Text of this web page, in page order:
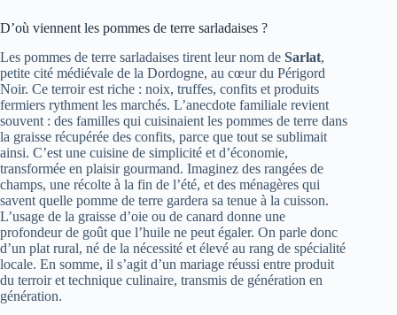
D’où viennent les pommes de terre sarladaises ?
Les pommes de terre sarladaises tirent leur nom de Sarlat,
petite cité médiévale de la Dordogne, au cœur du Périgord
Noir. Ce terroir est riche : noix, truffes, confits et produits
fermiers rythment les marchés. L’anecdote familiale revient
souvent : des familles qui cuisinaient les pommes de terre dans
la graisse récupérée des confits, parce que tout se sublimait
ainsi. C’est une cuisine de simplicité et d’économie,
transformée en plaisir gourmand. Imaginez des rangées de
champs, une récolte à la fin de l’été, et des ménagères qui
savent quelle pomme de terre gardera sa tenue à la cuisson.
L’usage de la graisse d’oie ou de canard donne une
profondeur de goût que l’huile ne peut égaler. On parle donc
d’un plat rural, né de la nécessité et élevé au rang de spécialité
locale. En somme, il s’agit d’un mariage réussi entre produit
du terroir et technique culinaire, transmis de génération en
génération.